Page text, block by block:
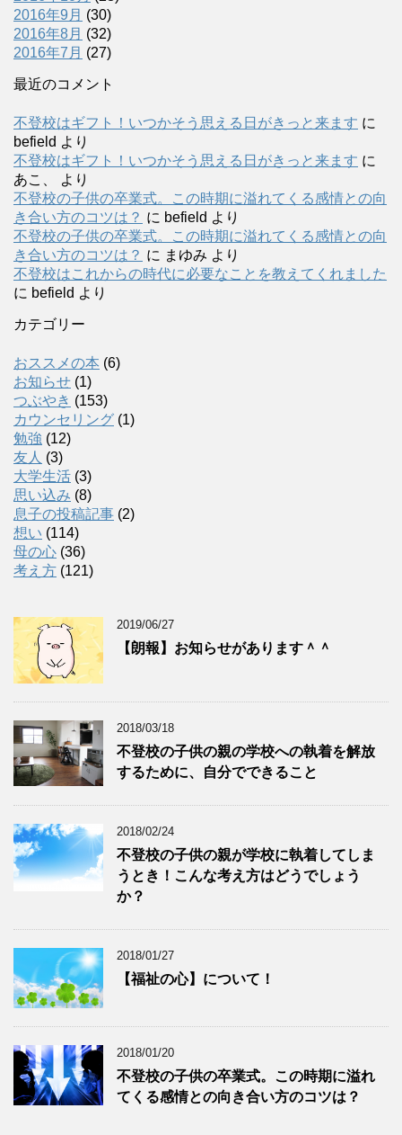
2016年9月 (30)
2016年8月 (32)
2016年7月 (27)
最近のコメント
不登校はギフト！いつかそう思える日がきっと来ます に
befield より
不登校はギフト！いつかそう思える日がきっと来ます に
あこ、
より
不登校の子供の卒業式。この時期に溢れてくる感情との向
き合い方のコツは？ に befield より
不登校の子供の卒業式。この時期に溢れてくる感情との向
き合い方のコツは？ に まゆみ より
不登校はこれからの時代に必要なことを教えてくれました
に befield より
カテゴリー
おススメの本 (6)
お知らせ (1)
つぶやき (153)
カウンセリング (1)
勉強 (12)
友人 (3)
大学生活 (3)
思い込み (8)
息子の投稿記事 (2)
想い (114)
母の心 (36)
考え方 (121)
2019/06/27
【朗報】お知らせがあります＾＾
2018/03/18
不登校の子供の親の学校への執着を解放
するために、自分でできること
2018/02/24
不登校の子供の親が学校に執着してしま
うとき！こんな考え方はどうでしょう
か？
2018/01/27
【福祉の心】について！
2018/01/20
不登校の子供の卒業式。この時期に溢れ
てくる感情との向き合い方のコツは？